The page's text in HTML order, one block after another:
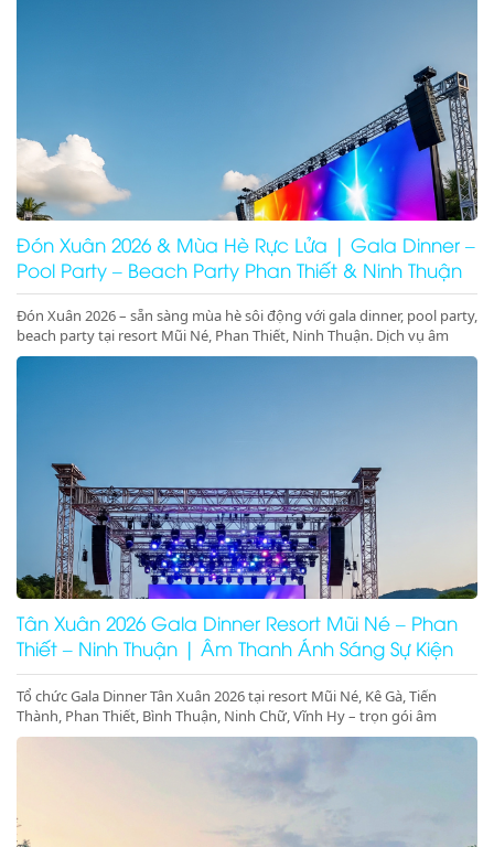
Đón Xuân 2026 & Mùa Hè Rực Lửa | Gala Dinner –
Pool Party – Beach Party Phan Thiết & Ninh Thuận
Đón Xuân 2026 – sẵn sàng mùa hè sôi động với gala dinner, pool party,
beach party tại resort Mũi Né, Phan Thiết, Ninh Thuận. Dịch vụ âm
thanh ánh sáng – sân khấu – LED chuyên nghiệp, đặt lịch ngay!
Tân Xuân 2026 Gala Dinner Resort Mũi Né – Phan
Thiết – Ninh Thuận | Âm Thanh Ánh Sáng Sự Kiện
Cao Cấp
Tổ chức Gala Dinner Tân Xuân 2026 tại resort Mũi Né, Kê Gà, Tiến
Thành, Phan Thiết, Bình Thuận, Ninh Chữ, Vĩnh Hy – trọn gói âm
thanh ánh sáng, sân khấu, màn hình LED, concept sự kiện đầu năm